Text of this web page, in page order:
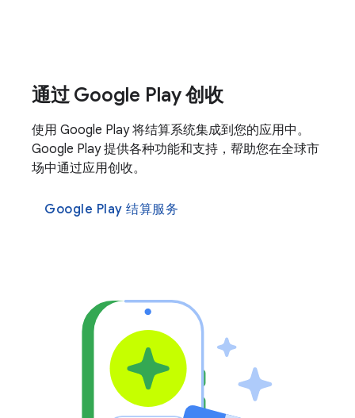
通过 Google Play 创收
使用 Google Play 将结算系统集成到您的应用中。
Google Play 提供各种功能和支持，帮助您在全球市
场中通过应用创收。
Google Play 结算服务